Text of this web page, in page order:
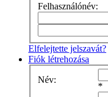
Felhasználónév:
Elfelejtette jelszavát?
Fiók létrehozása
Név:
*